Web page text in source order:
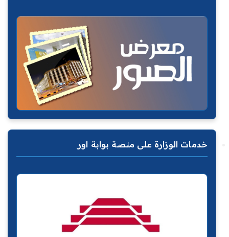
خدمات الوزارة على منصة بوابة اور